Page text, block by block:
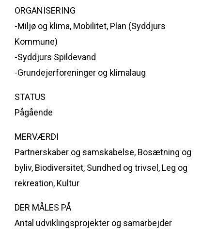
ORGANISERING
-Miljø og klima, Mobilitet, Plan (Syddjurs
Kommune)
-Syddjurs Spildevand
-Grundejerforeninger og klimalaug
STATUS
Pågående
MERVÆRDI
Partnerskaber og samskabelse, Bosætning og
byliv, Biodiversitet, Sundhed og trivsel, Leg og
rekreation, Kultur
DER MÅLES PÅ
Antal udviklingsprojekter og samarbejder